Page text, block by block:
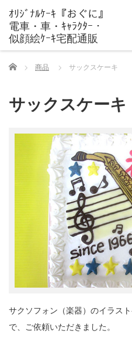
Home 商品 サックスケーキ
サックスケーキ
サクソフォン（楽器）のイラス
で、ご依頼いただきました。